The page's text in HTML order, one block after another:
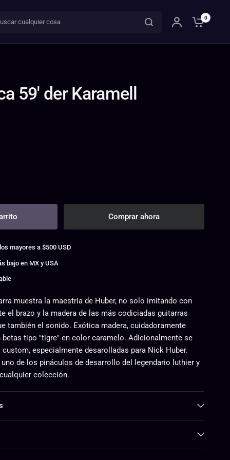
0
59' der Karamell
Comprar ahora
mayores a $500 USD
bajo en MX y USA
muestra la maestria de Huber, no solo imitando con
el brazo y la madera de las más codiciadas guitarras
también el sonido. Exótica madera, cuidadoramente
betas tipo "tigre" en color caramelo. Adicionalmente se
especialmente desarolladas para Nick Huber.
de los pináculos de desarrollo del legendario luthier y
colección.